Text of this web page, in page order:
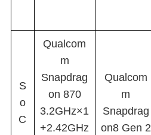
S
o
C
Qualcom
m
Snapdrag
on 870
3.2GHz×1
+2.42GHz
Qualcom
m
Snapdrag
on8 Gen 2